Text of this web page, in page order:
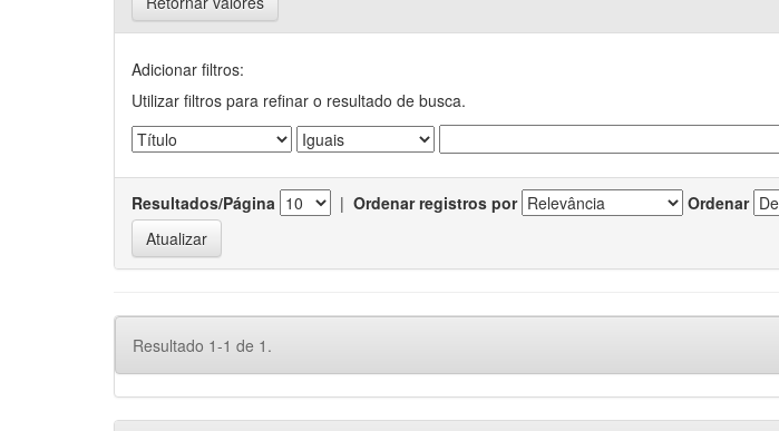
Adicionar filtros:
Utilizar filtros para refinar o resultado de busca.
Resultados/Página | Ordenar registros por Ordenar
Resultado 1-1 de 1.